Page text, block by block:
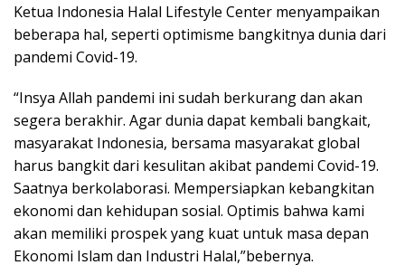
Ketua Indonesia Halal Lifestyle Center menyampaikan
beberapa hal, seperti optimisme bangkitnya dunia dari
pandemi Covid-19.
“Insya Allah pandemi ini sudah berkurang dan akan
segera berakhir. Agar dunia dapat kembali bangkait,
masyarakat Indonesia, bersama masyarakat global
harus bangkit dari kesulitan akibat pandemi Covid-19.
Saatnya berkolaborasi. Mempersiapkan kebangkitan
ekonomi dan kehidupan sosial. Optimis bahwa kami
akan memiliki prospek yang kuat untuk masa depan
Ekonomi Islam dan Industri Halal,”bebernya.